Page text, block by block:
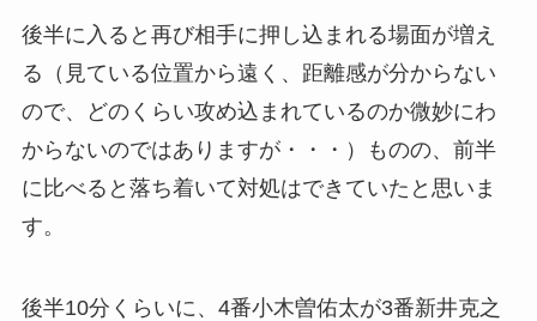
後半に入ると再び相手に押し込まれる場面が増え
る（見ている位置から遠く、距離感が分からない
ので、どのくらい攻め込まれているのか微妙にわ
からないのではありますが・・・）ものの、前半
に比べると落ち着いて対処はできていたと思いま
す。
後半10分くらいに、4番小木曽佑太が3番新井克之